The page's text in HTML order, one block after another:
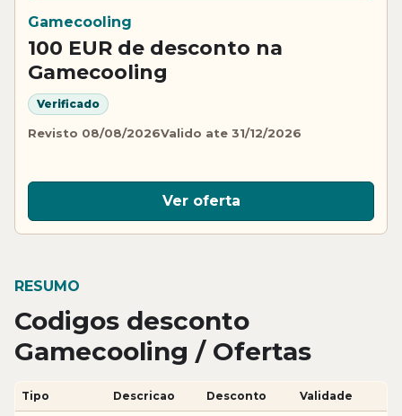
Gamecooling
100 EUR de desconto na
Gamecooling
Verificado
Revisto 08/08/2026Valido ate 31/12/2026
Ver oferta
RESUMO
Codigos desconto
Gamecooling / Ofertas
Tipo Descricao Desconto Validade